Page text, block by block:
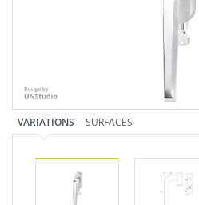
VARIATIONS SURFACES